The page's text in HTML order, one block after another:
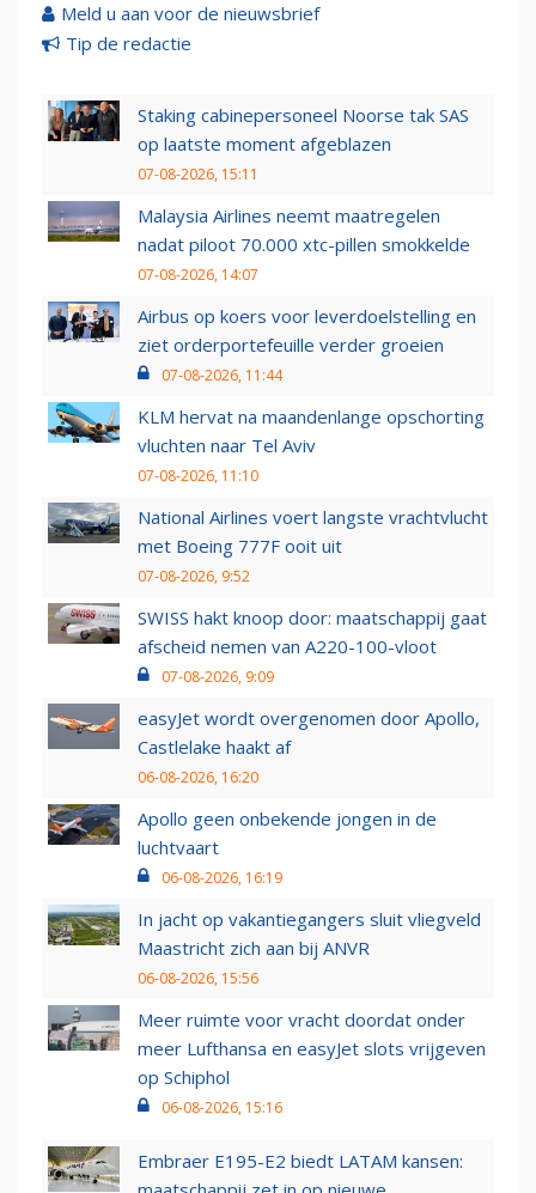
Meld u aan voor de nieuwsbrief
Tip de redactie
Staking cabinepersoneel Noorse tak SAS
op laatste moment afgeblazen
07-08-2026, 15:11
Malaysia Airlines neemt maatregelen
nadat piloot 70.000 xtc-pillen smokkelde
07-08-2026, 14:07
Airbus op koers voor leverdoelstelling en
ziet orderportefeuille verder groeien
07-08-2026, 11:44
KLM hervat na maandenlange opschorting
vluchten naar Tel Aviv
07-08-2026, 11:10
National Airlines voert langste vrachtvlucht
met Boeing 777F ooit uit
07-08-2026, 9:52
SWISS hakt knoop door: maatschappij gaat
afscheid nemen van A220-100-vloot
07-08-2026, 9:09
easyJet wordt overgenomen door Apollo,
Castlelake haakt af
06-08-2026, 16:20
Apollo geen onbekende jongen in de
luchtvaart
06-08-2026, 16:19
In jacht op vakantiegangers sluit vliegveld
Maastricht zich aan bij ANVR
06-08-2026, 15:56
Meer ruimte voor vracht doordat onder
meer Lufthansa en easyJet slots vrijgeven
op Schiphol
06-08-2026, 15:16
Embraer E195-E2 biedt LATAM kansen: